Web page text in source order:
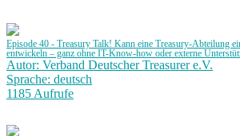
Episode 40 - Treasury Talk! Kann eine Treasury-Abteilung
entwickeln – ganz ohne IT-Know-how oder externe
Autor: Verband Deutscher Treasurer e.V.
Sprache: deutsch
1185 Aufrufe